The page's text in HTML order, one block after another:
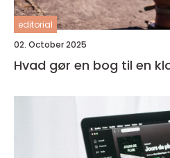
editorial
02. October 2025
Hvad gør en bog til en